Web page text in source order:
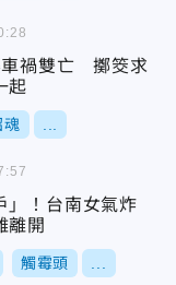
車禍雙亡 擲筊求
起
魂
」！台南女氣炸
離開
觸霉頭